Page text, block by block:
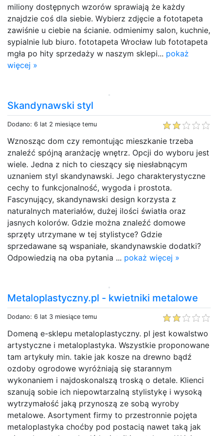
miliony dostępnych wzorów sprawiają że każdy
znajdzie coś dla siebie. Wybierz zdjęcie a fototapeta
zawiśnie u ciebie na ścianie. odmienimy salon, kuchnie,
sypialnie lub biuro. fototapeta Wrocław lub fototapeta
mgła po hity sprzedaży w naszym sklepi... pokaż
więcej »
Skandynawski styl
Dodano: 6 lat 2 miesiące temu
Wznosząc dom czy remontując mieszkanie trzeba
znaleźć spójną aranżację wnętrz. Opcji do wyboru jest
wiele. Jedna z nich to cieszący się niesłabnącym
uznaniem styl skandynawski. Jego charakterystyczne
cechy to funkcjonalność, wygoda i prostota.
Fascynujący, skandynawski design korzysta z
naturalnych materiałów, dużej ilości światła oraz
jasnych kolorów. Gdzie można znaleźć domowe
sprzęty utrzymane w tej stylistyce? Gdzie
sprzedawane są wspaniałe, skandynawskie dodatki?
Odpowiedzią na oba pytania ... pokaż więcej »
Metaloplastyczny.pl - kwietniki metalowe
Dodano: 6 lat 3 miesiące temu
Domeną e-sklepu metaloplastyczny. pl jest kowalstwo
artystyczne i metaloplastyka. Wszystkie proponowane
tam artykuły min. takie jak kosze na drewno bądź
ozdoby ogrodowe wyróżniają się starannym
wykonaniem i najdoskonalszą troską o detale. Klienci
szanują sobie ich niepowtarzalną stylistykę i wysoką
wytrzymałość jaką przynoszą ze sobą wyroby
metalowe. Asortyment firmy to przestronnie pojęta
metaloplastyka choćby pod postacią nawet taką jak